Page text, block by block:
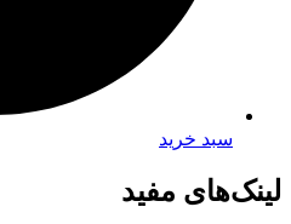
سبد خرید
لینک‌های مفید